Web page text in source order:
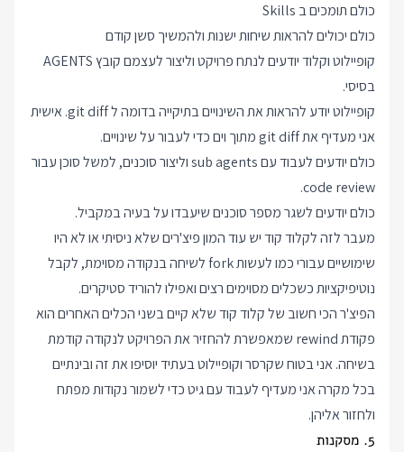
כולם תומכים ב Skills
כולם יכולים להראות שיחות ישנות ולהמשיך סשן קודם
קופיילוט וקלוד יודעים לנתח פרויקט וליצור לעצמם קובץ AGENTS
בסיסי.
קופיילוט יודע להראות את השינויים בתיקייה בדומה ל git diff. אישית
אני מעדיף את git diff מתוך וים כדי לעבור על שינויים.
כולם יודעים לעבוד עם sub agents וליצור סוכנים, למשל סוכן עבור
code review.
כולם יודעים לשגר מספר סוכנים שיעבדו על בעיה במקביל.
מעבר לזה לקלוד קוד יש עוד המון פיצ'רים שלא ניסיתי או לא היו
שימושיים עבורי כמו לעשות fork לשיחה בנקודה מסוימת, לקבל
נוטיפיקציות כשכלים מסוימים רצים ואפילו להוריד סטיקרים.
הפיצ'ר הכי חשוב של קלוד קוד שלא קיים בשני הכלים האחרים הוא
פקודת rewind שמאפשרת להחזיר את הפרויקט לנקודה קודמת
בשיחה. אני בטוח שקרסר וקופיילוט בעתיד יוסיפו את זה ובינתיים
בכל מקרה אני מעדיף לעבוד עם גיט כדי לשמור נקודות מפתח
ולחזור אליהן.
5. מסקנות